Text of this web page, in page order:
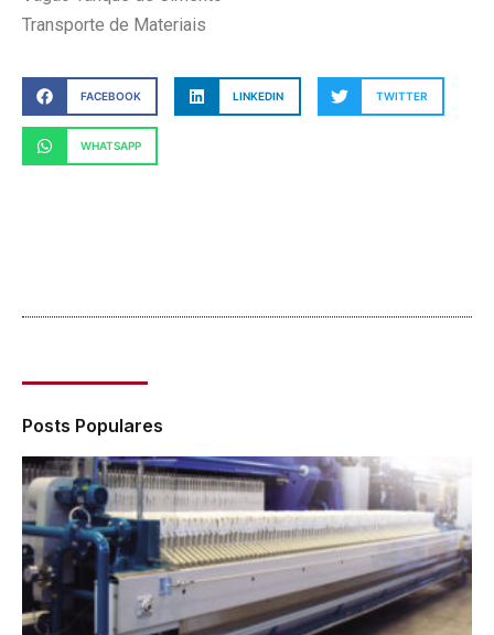
Transporte de Materiais
FACEBOOK LINKEDIN TWITTER
WHATSAPP
Posts Populares